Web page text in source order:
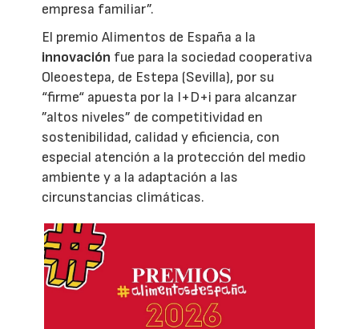
empresa familiar”.
El premio Alimentos de España a la
innovación fue para la sociedad cooperativa
Oleoestepa, de Estepa (Sevilla), por su
“firme“ apuesta por la I+D+i para alcanzar
”altos niveles” de competitividad en
sostenibilidad, calidad y eficiencia, con
especial atención a la protección del medio
ambiente y a la adaptación a las
circunstancias climáticas.